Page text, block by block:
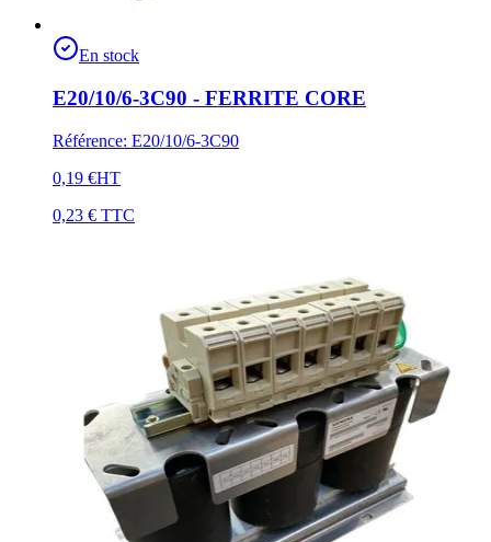
En stock
E20/10/6-3C90 - FERRITE CORE
Référence: E20/10/6-3C90
0,19 €HT
0,23 € TTC